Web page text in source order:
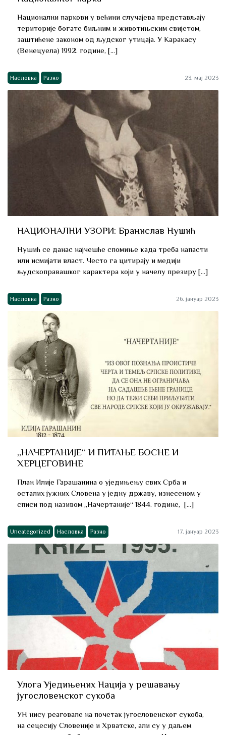
Национални паркови у већини случајева представљају
територије богате биљним и животињским свијетом,
заштићене законом од људског утицаја. У Каракасу
(Венецуела) 1992. године, […]
Насловна Разно 23. мај 2023
НАЦИОНАЛНИ УЗОРИ: Бранислав Нушић
Нушић се данас најчешће спомиње када треба напасти
или исмијати власт. Често га цитирају и медији
људскоправашког карактера који у начелу презиру […]
Насловна Разно 26. јануар 2023
„НАЧЕРТАНИЈЕ“ И ПИТАЊЕ БОСНЕ И
ХЕРЦЕГОВИНЕ
План Илије Гарашанина о уједињењу свих Срба и
осталих јужних Словена у једну државу, изнесеном у
списи под називом „Начертаније“ 1844. године, […]
Uncategorized Насловна Разно 17. јануар 2023
Улога Уједињених Нација у решавању
југословенског сукоба
УН нису реаговале на почетак југословенског сукоба,
на сецесију Словеније и Хрватске, али су у даљем